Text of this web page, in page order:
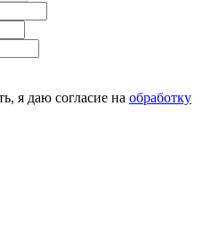
я даю согласие на обработку